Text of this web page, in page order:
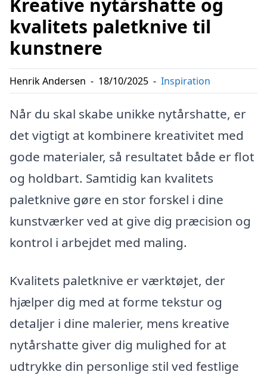
Kreative nytårshatte og
kvalitets paletknive til
kunstnere
Henrik Andersen - 18/10/2025 - Inspiration
Når du skal skabe unikke nytårshatte, er
det vigtigt at kombinere kreativitet med
gode materialer, så resultatet både er flot
og holdbart. Samtidig kan kvalitets
paletknive gøre en stor forskel i dine
kunstværker ved at give dig præcision og
kontrol i arbejdet med maling.
Kvalitets paletknive er værktøjet, der
hjælper dig med at forme tekstur og
detaljer i dine malerier, mens kreative
nytårshatte giver dig mulighed for at
udtrykke din personlige stil ved festlige